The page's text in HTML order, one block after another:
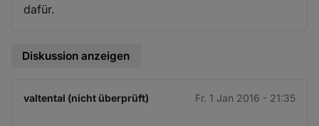
dafür.
Diskussion anzeigen
valtental (nicht überprüft) Fr. 1 Jan 2016 - 21:35